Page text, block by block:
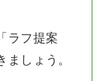
ラフ提案
しょう。